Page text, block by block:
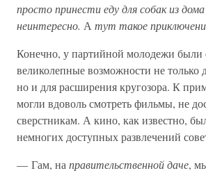
просто принести еду для собак из
неинтересно. А тут такое
Конечно, у партийной молодежи были
великолепные возможности не только
но и для расширения кругозора. К
могли вдоволь смотреть фильмы, не
сверстникам. А кино, как известно,
немногих доступных развлечений
— Гам, на правительственной даче,